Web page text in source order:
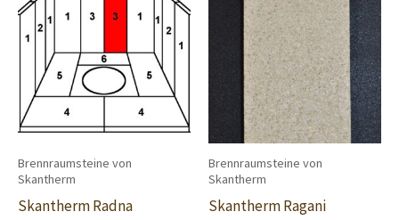
Brennraumsteine von
Skantherm
Skantherm Radna
Brennraumsteine von
Skantherm
Skantherm Ragani